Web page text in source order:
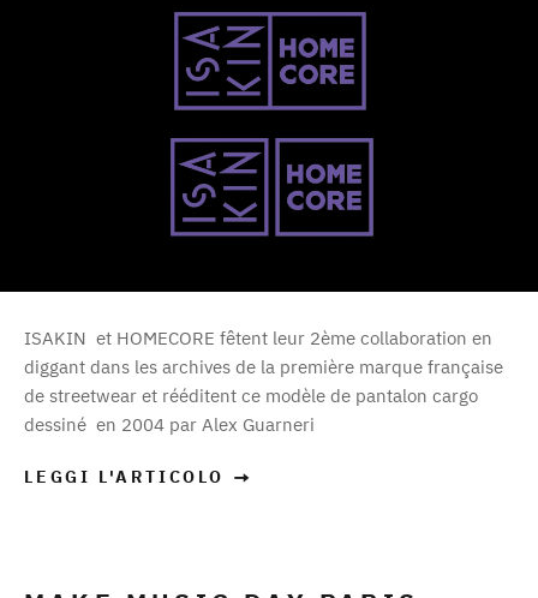
ISAKIN et HOMECORE fêtent leur 2ème collaboration en
diggant dans les archives de la première marque française
de streetwear et rééditent ce modèle de pantalon cargo
dessiné en 2004 par Alex Guarneri
LEGGI L'ARTICOLO